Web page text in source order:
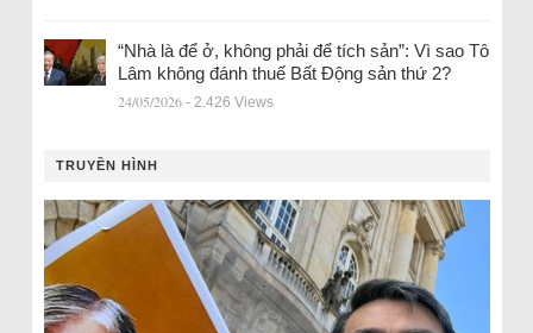
“Nhà là để ở, không phải để tích sản”: Vì sao Tô
Lâm không đánh thuế Bất Động sản thứ 2?
24/05/2026 - 2.426 Views
TRUYỀN HÌNH